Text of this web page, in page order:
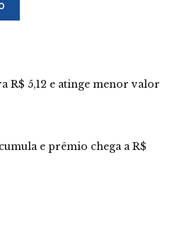
R$ 5,12 e atinge menor valor
e prêmio chega a R$